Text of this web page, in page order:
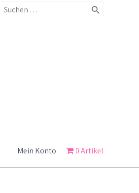
Search
Mein Konto 0 Artikel